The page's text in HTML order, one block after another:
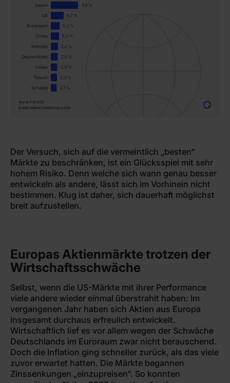
Der Versuch, sich auf die vermeintlich „besten“
Märkte zu beschränken, ist ein Glücksspiel mit sehr
hohem Risiko. Denn welche sich wann genau besser
entwickeln als andere, lässt sich im Vorhinein nicht
bestimmen. Klug ist daher, sich dauerhaft möglichst
breit aufzustellen.
Europas Aktienmärkte trotzen der
Wirtschaftsschwäche
Selbst, wenn die US-Märkte mit ihrer Performance
viele andere wieder einmal überstrahlt haben: Im
vergangenen Jahr haben sich Aktien aus Europa
insgesamt durchaus erfreulich entwickelt.
Wirtschaftlich lief es vor allem wegen der Schwäche
Deutschlands im Euroraum zwar nicht berauschend.
Doch die Inflation ging schneller zurück, als das viele
zuvor erwartet hatten. Die Märkte begannen
Zinssenkungen „einzupreisen“. So konnten